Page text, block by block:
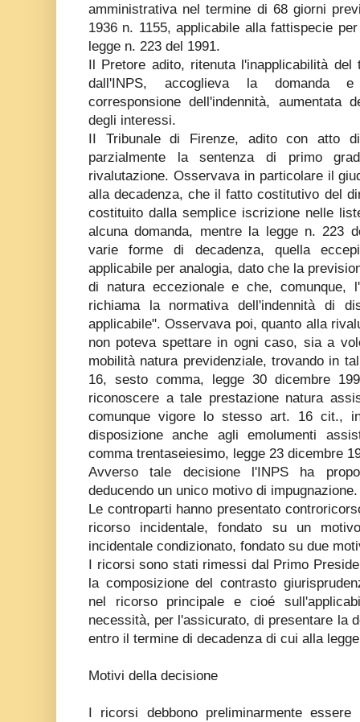
amministrativa nel termine di 68 giorni
1936 n. 1155, applicabile alla fattispecie
legge n. 223 del 1991.
Il Pretore adito, ritenuta l'inapplicabilità del
dall'INPS, accoglieva la domanda
corresponsione dell'indennità, aumentata
degli interessi.
II Tribunale di Firenze, adito con atto
parzialmente la sentenza di primo
rivalutazione. Osservava in particolare il
alla decadenza, che il fatto costitutivo del
costituito dalla semplice iscrizione nelle
alcuna domanda, mentre la legge n. 223
varie forme di decadenza, quella
applicabile per analogia, dato che la
di natura eccezionale e che,
richiama la normativa dell'indennità di
applicabile". Osservava poi, quanto alla
non poteva spettare in ogni caso, sia a
mobilità natura previdenziale, trovando in
16, sesto comma, legge 30 dicembre
riconoscere a tale prestazione natura
comunque vigore lo stesso art. 16 cit.,
disposizione anche agli emolumenti
comma trentaseiesimo, legge 23 dicembre
Avverso tale decisione l'INPS ha
deducendo un unico motivo di impugnazione.
Le controparti hanno presentato
ricorso incidentale, fondato su un
incidentale condizionato, fondato su due
I ricorsi sono stati rimessi dal Primo
la composizione del contrasto
nel ricorso principale e cioé
necessità, per l'assicurato, di presentare la
entro il termine di decadenza di cui alla
Motivi della decisione
I ricorsi debbono preliminarmente